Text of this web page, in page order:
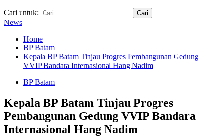
Cari untuk:
News
Home
BP Batam
Kepala BP Batam Tinjau Progres Pembangunan Gedung
VVIP Bandara Internasional Hang Nadim
BP Batam
Kepala BP Batam Tinjau Progres
Pembangunan Gedung VVIP Bandara
Internasional Hang Nadim